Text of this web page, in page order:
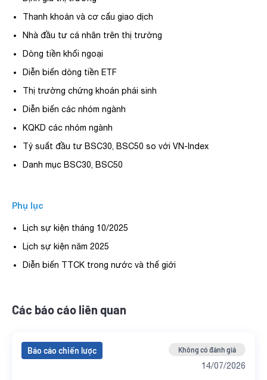
Thanh khoản và cơ cấu giao dịch
Nhà đầu tư cá nhân trên thị trường
Dòng tiền khối ngoại
Diễn biến dòng tiền ETF
Thị trường chứng khoán phái sinh
Diễn biến các nhóm ngành
KQKD các nhóm ngành
Tỷ suất đầu tư BSC30, BSC50 so với VN-Index
Danh mục BSC30, BSC50
Phụ lục
Lịch sự kiện tháng 10/2025
Lịch sự kiện năm 2025
Diễn biến TTCK trong nước và thế giới
Các báo cáo liên quan
Báo cáo chiến lược Không có đánh giá
14/07/2026